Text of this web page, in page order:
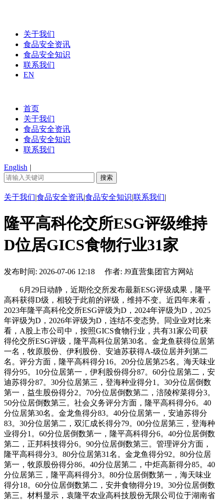
关于我们
食品安全资讯
食品安全知识
联系我们
EN
首页
关于我们
食品安全资讯
食品安全知识
联系我们
English |
关于我们|食品安全资讯|食品安全知识|联系我们|
隆平高科伦交所ESG评级维持
D位居GICS食物行业31家
发布时间: 2026-07-06 12:18 作者: J9直营集团官方网站
6月29日动静，近期伦交所发布最新ESG评级成果，隆平
高科获得D级，相较于此前的评级，维持不变。近四年来看，
2023年隆平高科伦交所ESG评级为D，2024年评级为D，2025
年评级为D，2026年评级为D，连结不变态势。同业业对比来
看，A股上市公司中，按照GICS食物行业，共有31家公司获
得伦交所ESG评级，隆平高科位居第30名。金龙鱼获得位居第
一名，牧原股份、伊利股份、安迪苏获得A-级位居并列第二
名。评分方面，隆平高科得分16。20分位居第25名。海天味业
得分95。10分位居第一，伊利股份得分87。60分位居第二，安
迪苏得分87。30分位居第三，登海种业得分1。30分位居倒数
第一，益生股份得分2。70分位居倒数第二，涪陵榨菜得分3。
50分位居倒数第三。社会义务评分方面，隆平高科得分6。40
分位居第30名。金龙鱼得分83。40分位居第一，安迪苏得分
83。30分位居第二，双汇成长得分79。00分位居第三，登海种
业得分1。60分位居倒数第一，隆平高科得分6。40分位居倒数
第二，正邦科技得分6。90分位居倒数第三。管理评分方面，
隆平高科得分3。80分位居第31名。金龙鱼得分92。80分位居
第一，牧原股份得分86。40分位居第二，中炬高新得分85。40
分位居第三，隆平高科得分3。80分位居倒数第一，海天味业
得分18。60分位居倒数第二，安井食物得分19。30分位居倒数
第三。材料显示，袁隆平农业高科技股份无限公司位于湖南省